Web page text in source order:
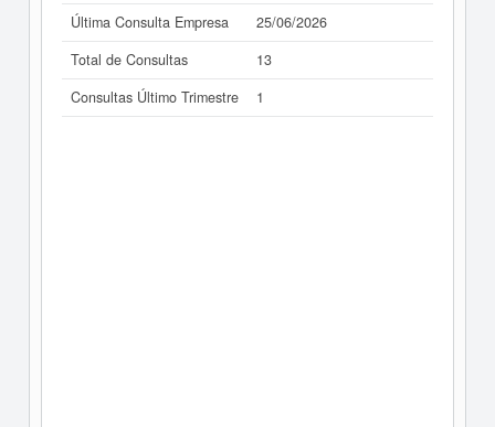
Última Consulta Empresa
25/06/2026
Total de Consultas
13
Consultas Último Trimestre
1